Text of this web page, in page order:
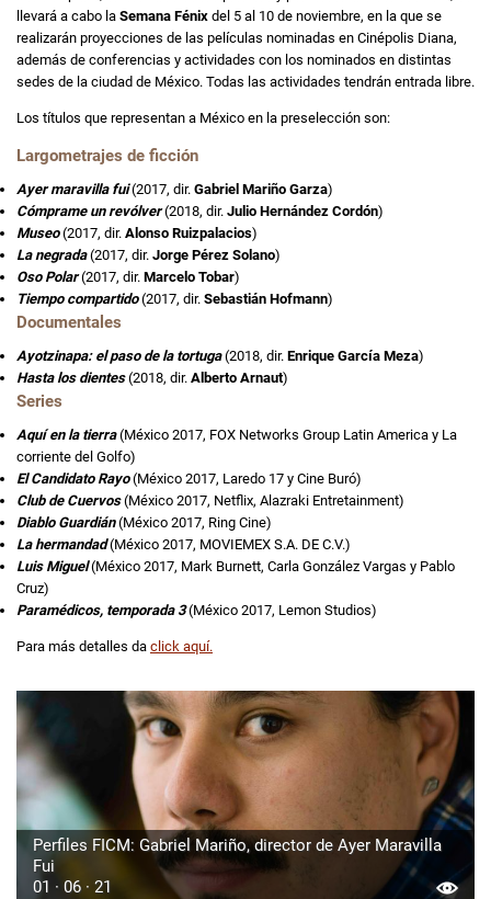
llevará a cabo la Semana Fénix del 5 al 10 de noviembre, en la que se
realizarán proyecciones de las películas nominadas en Cinépolis Diana,
además de conferencias y actividades con los nominados en distintas
sedes de la ciudad de México. Todas las actividades tendrán entrada libre.
Los títulos que representan a México en la preselección son:
Largometrajes de ficción
Ayer maravilla fui(2017, dir. Gabriel Mariño Garza)
Cómprame un revólver(2018, dir. Julio Hernández Cordón)
Museo(2017, dir. Alonso Ruizpalacios)
La negrada(2017, dir. Jorge Pérez Solano)
Oso Polar(2017, dir. Marcelo Tobar)
Tiempo compartido(2017, dir. Sebastián Hofmann)
Documentales
Ayotzinapa: el paso de la tortuga(2018, dir. Enrique García Meza)
Hasta los dientes (2018, dir. Alberto Arnaut)
Series
Aquí en la tierra(México 2017, FOX Networks Group Latin America y La
corriente del Golfo)
El Candidato Rayo (México 2017, Laredo 17 y Cine Buró)
Club de Cuervos(México 2017, Netflix, Alazraki Entretainment)
Diablo Guardián(México 2017, Ring Cine)
La hermandad(México 2017, MOVIEMEX S.A. DE C.V.)
Luis Miguel(México 2017, Mark Burnett, Carla González Vargas y Pablo
Cruz)
Paramédicos, temporada 3(México 2017, Lemon Studios)
Para más detalles da click aquí.
Perfiles FICM: Gabriel Mariño, director de Ayer Maravilla
Fui
01 · 06 · 21